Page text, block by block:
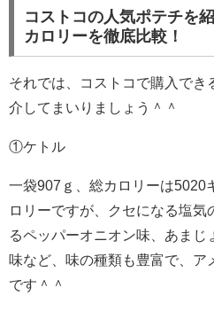
コストコの人気ポテチを
カロリーを徹底比較！
それでは、コストコで購入でき
介してまいりましょう＾＾
①ケトル
一袋907ｇ、総カロリーは5020
ロリーですが、クセになる塩気
るペッパーオニオン味、あまじ
味など、味の種類も豊富で、ア
です＾＾